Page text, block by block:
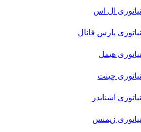
ال اس
پارس فانال
هیمل
چینت
اشنایدر
زیمنس